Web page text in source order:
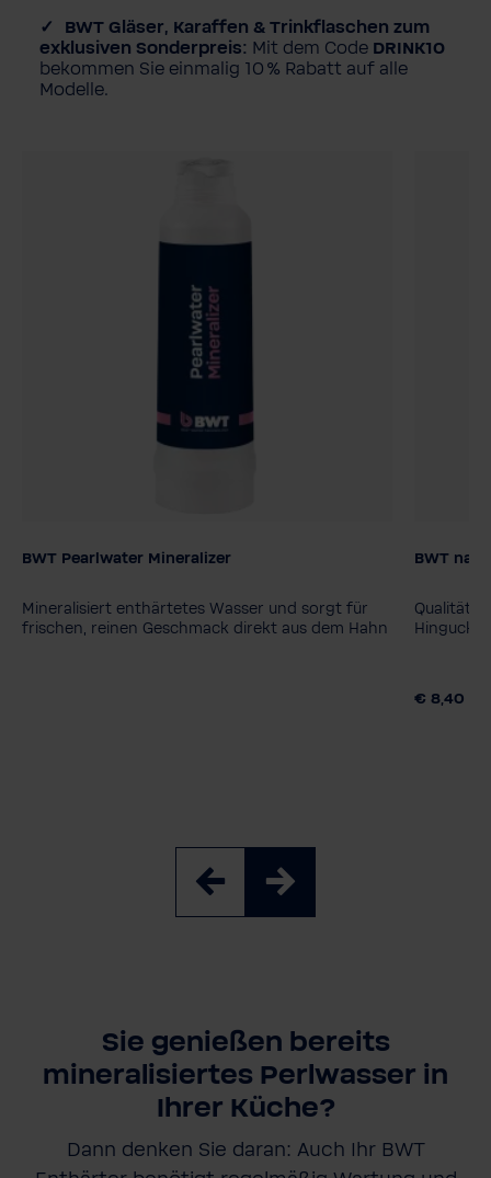
BWT Gläser, Karaffen & Trinkflaschen zum
exklusiven Sonderpreis: Mit dem Code DRINK10
bekommen Sie einmalig 10 % Rabatt auf alle
Modelle.
BWT Pearlwater Mineralizer
Mineralisiert enthärtetes Wasser und sorgt für
frischen, reinen Geschmack direkt aus dem Hahn
BWT
Qualität,
€ 8,40
Sie genießen bereits
mineralisiertes Perlwasser in
Ihrer Küche?
Dann denken Sie daran: Auch Ihr BWT